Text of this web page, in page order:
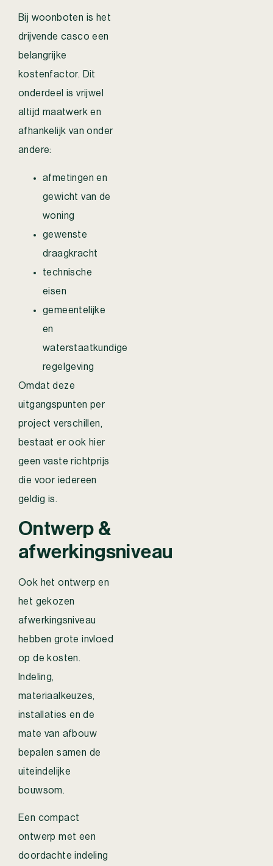
Bij woonboten is het
drijvende casco een
belangrijke
kostenfactor. Dit
onderdeel is vrijwel
altijd maatwerk en
afhankelijk van onder
andere:
afmetingen en
gewicht van de
woning
gewenste
draagkracht
technische
eisen
gemeentelijke
en
waterstaatkundige
regelgeving
Omdat deze
uitgangspunten per
project verschillen,
bestaat er ook hier
geen vaste richtprijs
die voor iedereen
geldig is.
Ontwerp &
afwerkingsniveau
Ook het ontwerp en
het gekozen
afwerkingsniveau
hebben grote invloed
op de kosten.
Indeling,
materiaalkeuzes,
installaties en de
mate van afbouw
bepalen samen de
uiteindelijke
bouwsom.
Een compact
ontwerp met een
doordachte indeling